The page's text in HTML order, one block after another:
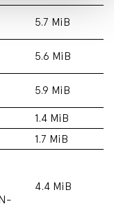
5.7 MiB
5.6 MiB
5.9 MiB
1.4 MiB
1.7 MiB
4.4 MiB